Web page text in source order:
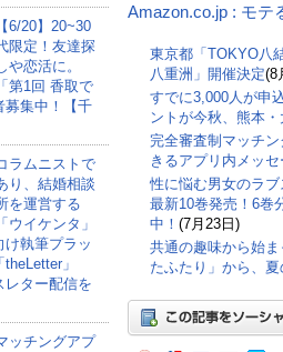
【6/20】20~30
限定！友達探
や恋活に。
「第1回 香取で
募集中！【千
ラムニストで
り、結婚相談
を運営する
「ウイケンタ」
け執筆プラッ
」
レター配信を
ッチングアプ
Amazon.co.jp : モテ
東京都「TOKYO八
八重洲」開催決定(8
すでに3,000人が申
ントが今秋、熊本・
完全審査制マッチ
きるアプリ内メッ
性に悩む男女のラブ
最新10巻発売！6巻
中！ (7月23日)
共通の趣味から始
たふたり」から、